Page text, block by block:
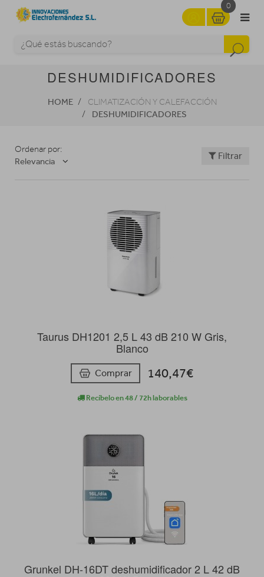
0
DESHUMIDIFICADORES
HOME CLIMATIZACIÓN Y CALEFACCIÓN
DESHUMIDIFICADORES
Ordenar por:
Relevancia
Filtrar
Taurus DH1201 2,5 L 43 dB 210 W Gris,
Blanco
Comprar 140,47€
Recíbelo en 48 / 72h laborables
Grunkel DH-16DT deshumidificador 2 L 42 dB